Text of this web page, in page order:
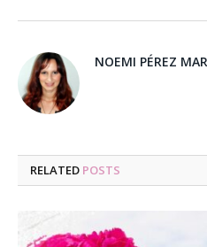
NOEMI PÉREZ
RELATED POSTS